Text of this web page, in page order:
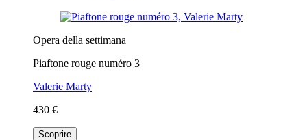
Opera della settimana
Piaftone rouge numéro 3
Valerie Marty
430 €
Scoprire